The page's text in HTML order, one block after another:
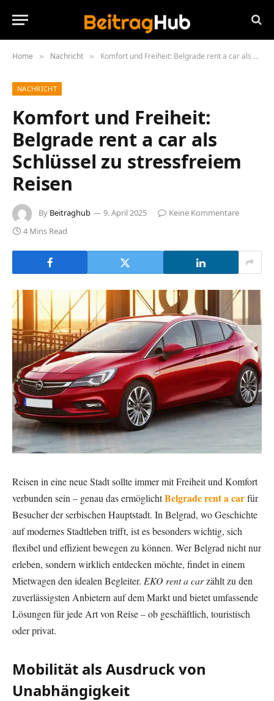
Home » Nachricht » Komfort und Freiheit: Belgrade rent a car als Schlüssel zu stressfreiem Reisen
NACHRICHT
Komfort und Freiheit:
Belgrade rent a car als
Schlüssel zu stressfreiem
Reisen
By Beitraghub 9. April 2025
Keine Kommentare
4 Mins Read
Reisen in eine neue Stadt sollte immer mit Freiheit und Komfort
verbunden sein – genau das ermöglichtBelgrade rent a carfür
Besucher der serbischen Hauptstadt. In Belgrad, wo Geschichte
auf modernes Stadtleben trifft, ist es besonders wichtig, sich
flexibel und effizient bewegen zu können. Wer Belgrad nicht nur
erleben, sondern wirklich entdecken möchte, findet in einem
Mietwagen den idealen Begleiter. EKO rent a carzählt zu den
zuverlässigsten Anbietern auf dem Markt und bietet umfassende
Lösungen für jede Art von Reise – ob geschäftlich, touristisch
oder privat.
Mobilität als Ausdruck von
Unabhängigkeit